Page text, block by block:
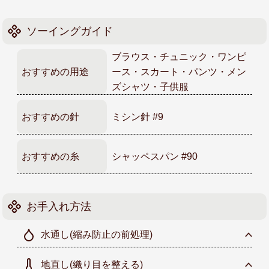
ソーイングガイド
おすすめの用途
ブラウス・チュニック・ワンピ
ース・スカート・パンツ・メン
ズシャツ・子供服
おすすめの針 ミシン針 #9
おすすめの糸 シャッペスパン #90
お手入れ方法
水通し(縮み防止の前処理)
地直し(織り目を整える)